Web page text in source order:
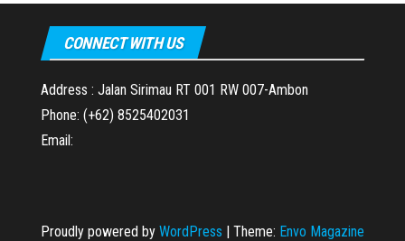
CONNECT WITH US
Address : Jalan Sirimau RT 001 RW 007-Ambon
Phone: (+62) 8525402031
Email:
Proudly powered by WordPress | Theme: Envo Magazine